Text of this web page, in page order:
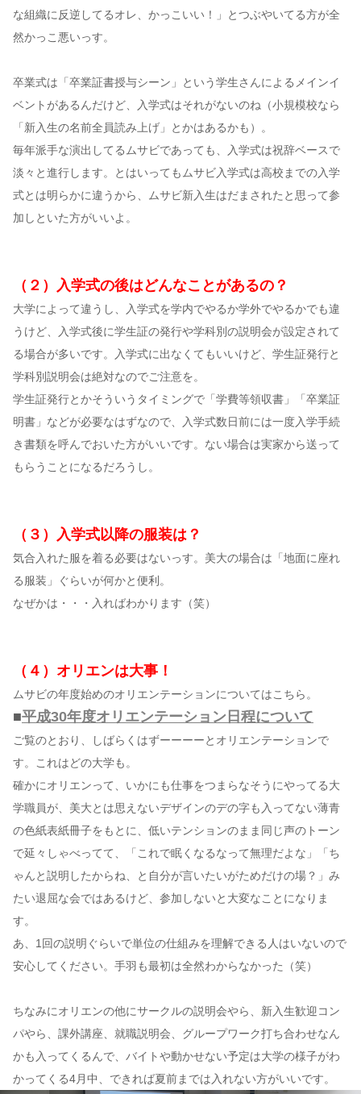
な組織に反逆してるオレ、かっこいい！」とつぶやいてる方が全
然かっこ悪いっす。
卒業式は「卒業証書授与シーン」という学生さんによるメインイ
ベントがあるんだけど、入学式はそれがないのね（小規模校なら
「新入生の名前全員読み上げ」とかはあるかも）。
毎年派手な演出してるムサビであっても、入学式は祝辞ベースで
淡々と進行します。とはいってもムサビ入学式は高校までの入学
式とは明らかに違うから、ムサビ新入生はだまされたと思って参
加しといた方がいいよ。
（２）入学式の後はどんなことがあるの？
大学によって違うし、入学式を学内でやるか学外でやるかでも違
うけど、入学式後に学生証の発行や学科別の説明会が設定されて
る場合が多いです。入学式に出なくてもいいけど、学生証発行と
学科別説明会は絶対なのでご注意を。
学生証発行とかそういうタイミングで「学費等領収書」「卒業証
明書」などが必要なはずなので、入学式数日前には一度入学手続
き書類を呼んでおいた方がいいです。ない場合は実家から送って
もらうことになるだろうし。
（３）入学式以降の服装は？
気合入れた服を着る必要はないっす。美大の場合は「地面に座れ
る服装」ぐらいが何かと便利。
なぜかは・・・入ればわかります（笑）
（４）オリエンは大事！
ムサビの年度始めのオリエンテーションについてはこちら。
■平成30年度オリエンテーション日程について
ご覧のとおり、しばらくはずーーーーとオリエンテーションで
す。これはどの大学も。
確かにオリエンって、いかにも仕事をつまらなそうにやってる大
学職員が、美大とは思えないデザインのデの字も入ってない薄青
の色紙表紙冊子をもとに、低いテンションのまま同じ声のトーン
で延々しゃべってて、「これで眠くなるなって無理だよな」「ち
ゃんと説明したからね、と自分が言いたいがためだけの場？」み
たい退屈な会ではあるけど、参加しないと大変なことになりま
す。
あ、1回の説明ぐらいで単位の仕組みを理解できる人はいないので
安心してください。手羽も最初は全然わからなかった（笑）
ちなみにオリエンの他にサークルの説明会やら、新入生歓迎コン
パやら、課外講座、就職説明会、グループワーク打ち合わせなん
かも入ってくるんで、バイトや動かせない予定は大学の様子がわ
かってくる4月中、できれば夏前までは入れない方がいいです。